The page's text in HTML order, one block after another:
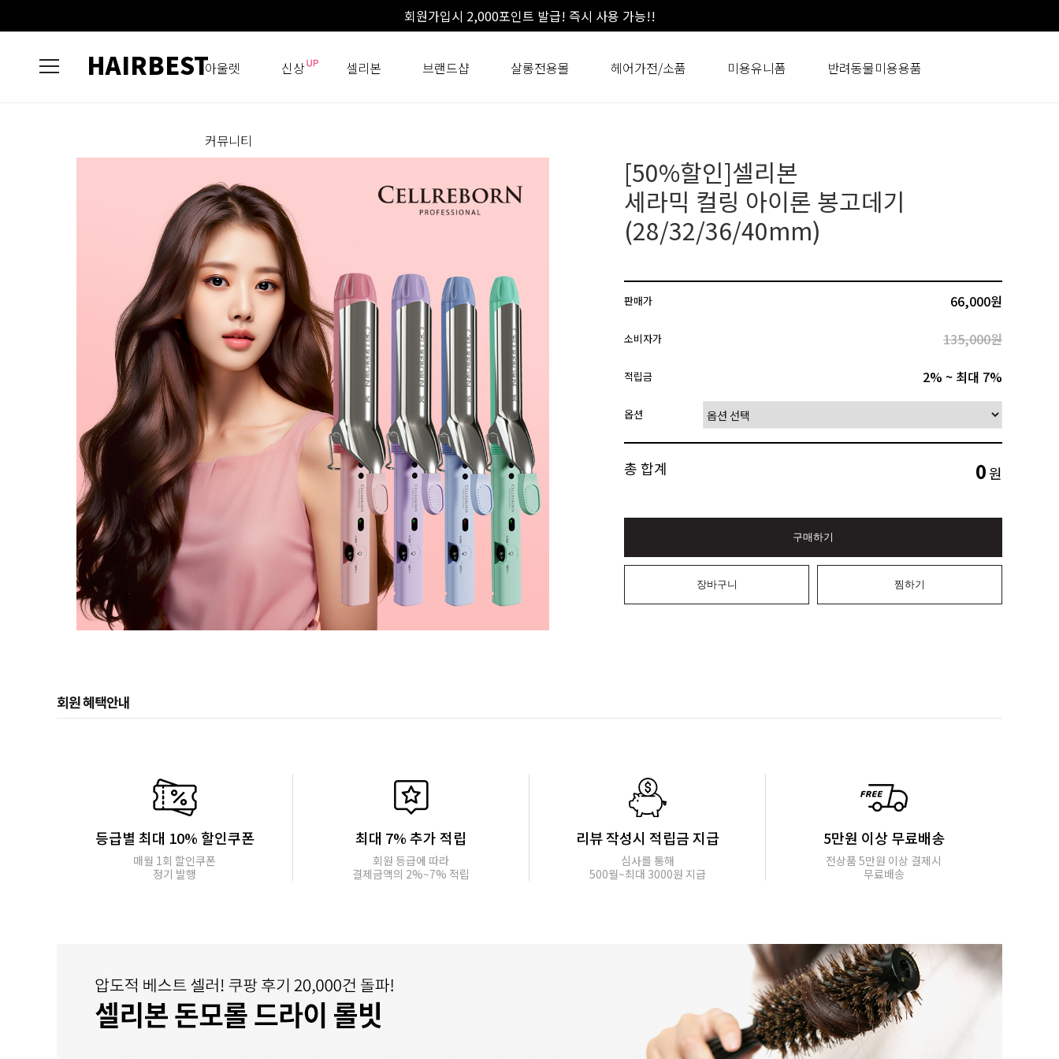
회원가입시 2,000포인트 발급! 즉시 사용 가능!!
HAIRBEST아울렛 신상 셀리본 브랜드샵 살롱전용몰 헤어가전/소품 미용유니폼 반려동물미용용품
커뮤니티
[50%할인]셀리본
세라믹 컬링 아이론 봉고데기
(28/32/36/40mm)
판매가 66,000원
소비자가 135,000원
적립금 2% ~ 최대 7%
옵션
총 합계 0원
구매하기
장바구니 찜하기
회원 혜택안내
등급별 최대 10% 할인쿠폰
매월 1회 할인쿠폰
정기 발행
최대 7% 추가 적립
회원 등급에 따라
결제금액의 2%~7% 적립
리뷰 작성시 적립금 지급
심사를 통해
500월~최대 3000원 지급
5만원 이상 무료배송
전상품 5만원 이상 결제시
무료배송